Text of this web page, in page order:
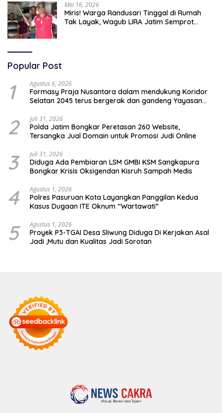
Mei 16, 2026
Miris! Warga Randusari Tinggal di Rumah
Tak Layak, Wagub LIRA Jatim Semprot
Popular Post
1 Agustus 6, 2026
Formasy Praja Nusantara dalam mendukung Koridor
Selatan 2045 terus bergerak dan gandeng Yayasan
2 Juli 31, 2026
Polda Jatim Bongkar Peretasan 260 Website,
Tersangka Jual Domain untuk Promosi Judi Online
3 Juli 31, 2026
Diduga Ada Pembiaran LSM GMBI KSM Sangkapura
Bongkar Krisis Oksigendan Kisruh Sampah Medis
4 Agustus 1, 2026
Polres Pasuruan Kota Layangkan Panggilan Kedua
Kasus Dugaan ITE Oknum “Wartawati”
5 Agustus 1, 2026
Proyek P3-TGAI Desa Sliwung Diduga Di Kerjakan Asal
Jadi ,Mutu dan Kualitas Jadi Sorotan